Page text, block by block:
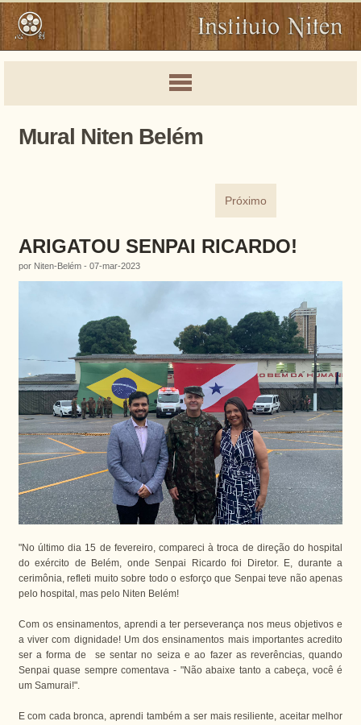
Mural Niten Belém
Próximo
ARIGATOU SENPAI RICARDO!
por Niten-Belém - 07-mar-2023
"No último dia 15 de fevereiro, compareci à troca de direção do hospital
do exército de Belém, onde Senpai Ricardo foi Diretor. E, durante a
cerimônia, refleti muito sobre todo o esforço que Senpai teve não apenas
pelo hospital, mas pelo Niten Belém!
Com os ensinamentos, aprendi a ter perseverança nos meus objetivos e
a viver com dignidade! Um dos ensinamentos mais importantes acredito
ser a forma de se sentar no seiza e ao fazer as reverências, quando
Senpai quase sempre comentava - "Não abaixe tanto a cabeça, você é
um Samurai!".
E com cada bronca, aprendi também a ser mais resiliente, aceitar melhor